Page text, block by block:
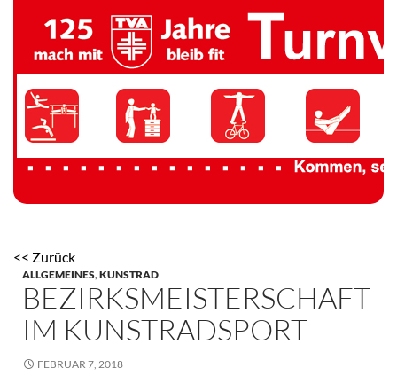
TV 1894 Auersmacher
<< Zurück
ALLGEMEINES,KUNSTRAD
BEZIRKSMEISTERSCHAFT
IM KUNSTRADSPORT
FEBRUAR 7, 2018